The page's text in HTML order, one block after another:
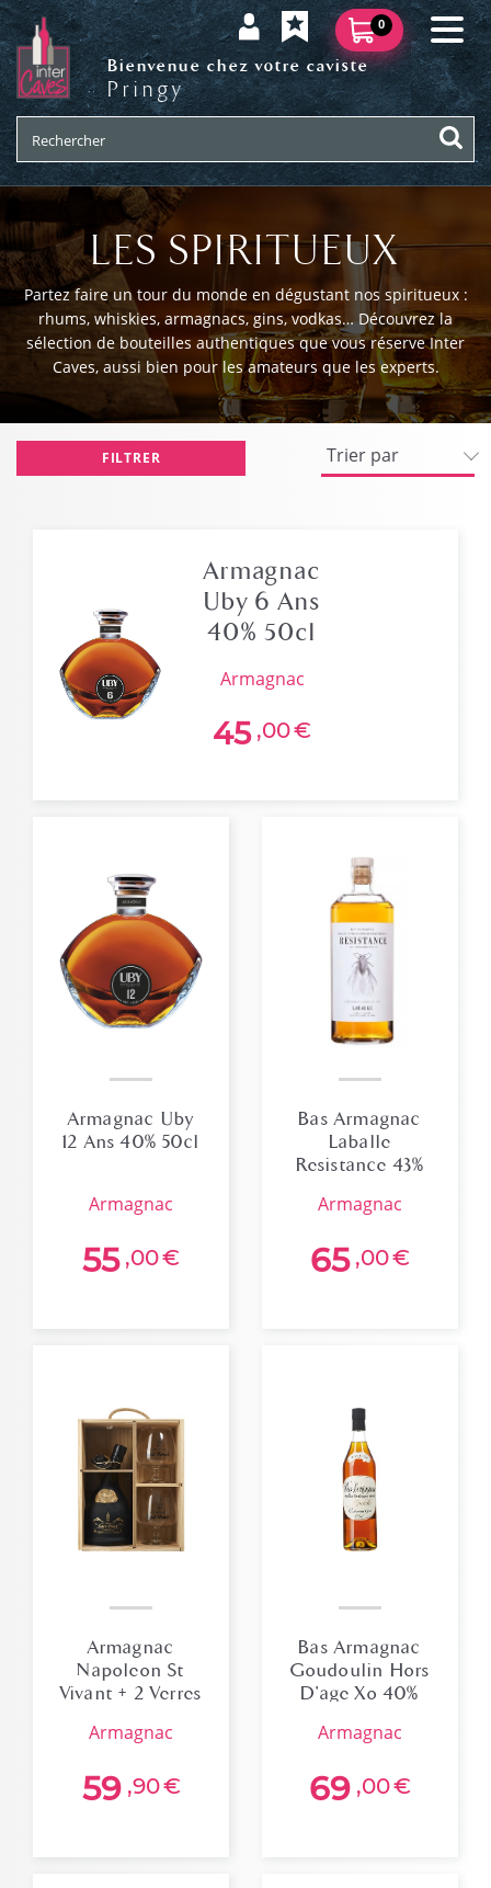
0
Bienvenue chez votre caviste
Pringy
LES SPIRITUEUX
Partez faire un tour du monde en dégustant nos spiritueux :
rhums, whiskies, armagnacs, gins, vodkas… Découvrez la
sélection de bouteilles authentiques que vous réserve Inter
Caves, aussi bien pour les amateurs que les experts.
FILTRER
Armagnac
Uby 6 Ans
40% 50cl
armagnac
45 ,00€
Armagnac Uby
12 Ans 40% 50cl
armagnac
55 ,00€
Bas Armagnac
Laballe
Resistance 43%
armagnac
65 ,00€
Armagnac
Napoleon St
Vivant + 2 Verres
armagnac
59 ,90€
Bas Armagnac
Goudoulin Hors
D'age Xo 40%
armagnac
69 ,00€